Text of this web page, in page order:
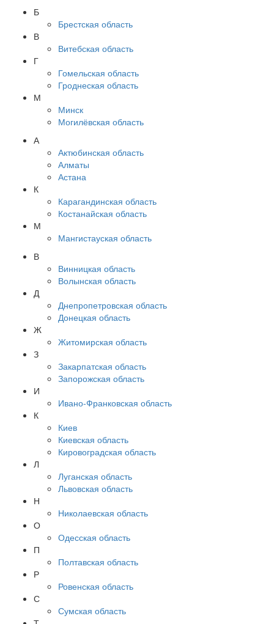
Б
Брестская область
В
Витебская область
Г
Гомельская область
Гроднеская область
М
Минск
Могилёвская область
А
Актюбинская область
Алматы
Астана
К
Карагандинская область
Костанайская область
М
Мангистауская область
В
Винницкая область
Волынская область
Д
Днепропетровская область
Донецкая область
Ж
Житомирская область
З
Закарпатская область
Запорожская область
И
Ивано-Франковская область
К
Киев
Киевская область
Кировоградская область
Л
Луганская область
Львовская область
Н
Николаевская область
О
Одесская область
П
Полтавская область
Р
Ровенская область
С
Сумская область